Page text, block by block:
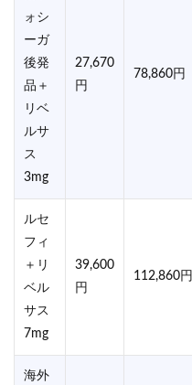
ォシ
ーガ
後発
品＋
リベ
ルサ
ス
3mg
27,670
円
78,860円
ルセ
フィ
＋リ
ベル
サス
7mg
39,600
円
112,860円
海外